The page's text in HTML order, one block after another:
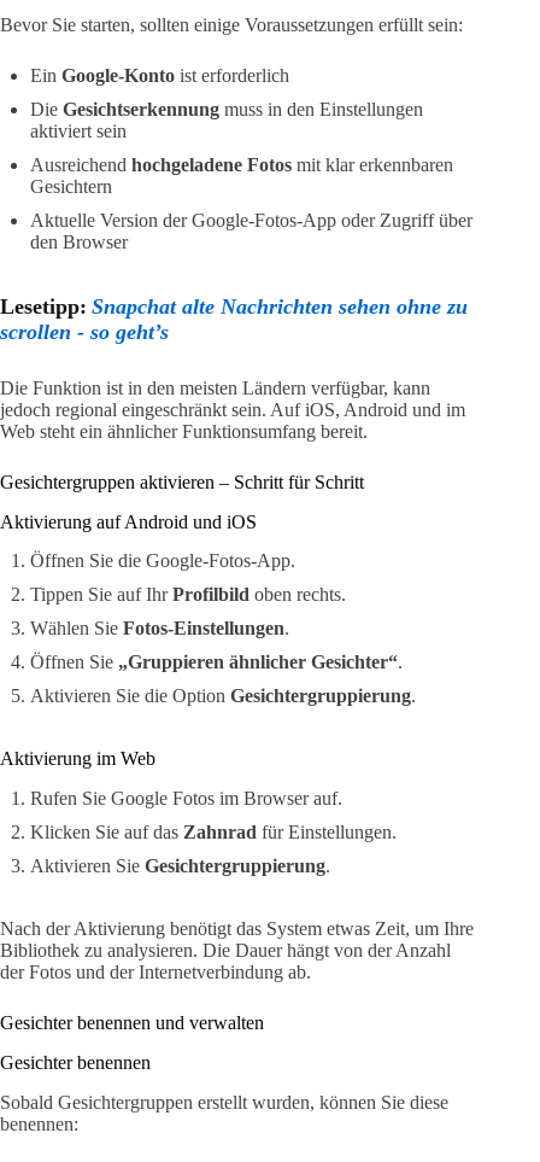
Bevor Sie starten, sollten einige Voraussetzungen erfüllt sein:
Ein Google-Konto ist erforderlich
Die Gesichtserkennung muss in den Einstellungen
aktiviert sein
Ausreichend hochgeladene Fotos mit klar erkennbaren
Gesichtern
Aktuelle Version der Google-Fotos-App oder Zugriff über
den Browser
Lesetipp: Snapchat alte Nachrichten sehen ohne zu
scrollen - so geht’s
Die Funktion ist in den meisten Ländern verfügbar, kann
jedoch regional eingeschränkt sein. Auf iOS, Android und im
Web steht ein ähnlicher Funktionsumfang bereit.
Gesichtergruppen aktivieren – Schritt für Schritt
Aktivierung auf Android und iOS
Öffnen Sie die Google-Fotos-App.
Tippen Sie auf IhrProfilbild oben rechts.
Wählen Sie Fotos-Einstellungen.
Öffnen Sie „Gruppieren ähnlicher Gesichter“.
Aktivieren Sie die Option Gesichtergruppierung.
Aktivierung im Web
Rufen Sie Google Fotos im Browser auf.
Klicken Sie auf das Zahnrad für Einstellungen.
Aktivieren Sie Gesichtergruppierung.
Nach der Aktivierung benötigt das System etwas Zeit, um Ihre
Bibliothek zu analysieren. Die Dauer hängt von der Anzahl
der Fotos und der Internetverbindung ab.
Gesichter benennen und verwalten
Gesichter benennen
Sobald Gesichtergruppen erstellt wurden, können Sie diese
benennen: